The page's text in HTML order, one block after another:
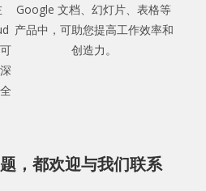
Google 文档、幻灯片、表格等
产品中，可助您提高工作效率和
创造力。
，都欢迎与我们联系